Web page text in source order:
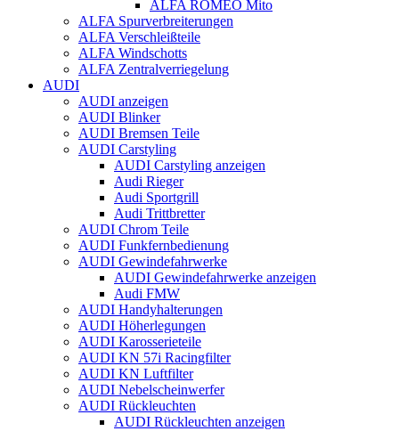
ALFA ROMEO Mito
ALFA Spurverbreiterungen
ALFA Verschleißteile
ALFA Windschotts
ALFA Zentralverriegelung
AUDI
AUDI anzeigen
AUDI Blinker
AUDI Bremsen Teile
AUDI Carstyling
AUDI Carstyling anzeigen
Audi Rieger
Audi Sportgrill
Audi Trittbretter
AUDI Chrom Teile
AUDI Funkfernbedienung
AUDI Gewindefahrwerke
AUDI Gewindefahrwerke anzeigen
Audi FMW
AUDI Handyhalterungen
AUDI Höherlegungen
AUDI Karosserieteile
AUDI KN 57i Racingfilter
AUDI KN Luftfilter
AUDI Nebelscheinwerfer
AUDI Rückleuchten
AUDI Rückleuchten anzeigen